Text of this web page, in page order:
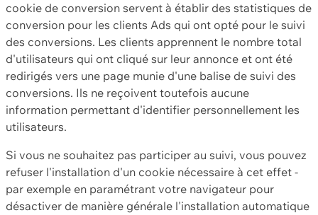
cookie de conversion servent à établir des statistiques de
conversion pour les clients Ads qui ont opté pour le suivi
des conversions. Les clients apprennent le nombre total
d'utilisateurs qui ont cliqué sur leur annonce et ont été
redirigés vers une page munie d'une balise de suivi des
conversions. Ils ne reçoivent toutefois aucune
information permettant d'identifier personnellement les
utilisateurs.
Si vous ne souhaitez pas participer au suivi, vous pouvez
refuser l'installation d'un cookie nécessaire à cet effet -
par exemple en paramétrant votre navigateur pour
désactiver de manière générale l'installation automatique